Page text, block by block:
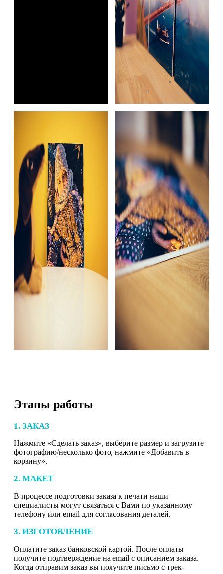
Этапы работы
1. ЗАКАЗ
Нажмите «Сделать заказ», выберите размер и загрузите
фотографию/несколько фото, нажмите «Добавить в
корзину».
2. МАКЕТ
В процессе подготовки заказа к печати наши
специалисты могут связаться с Вами по указанному
телефону или email для согласования деталей.
3. ИЗГОТОВЛЕНИЕ
Оплатите заказ банковской картой. После оплаты
получите подтверждение на email с описанием заказа.
Когда отправим заказ вы получите письмо с трек-